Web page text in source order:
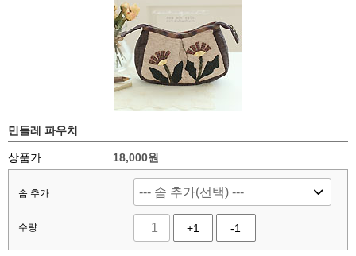
민들레 파우치
상품가 18,000원
솜 추가
수량 +1 -1